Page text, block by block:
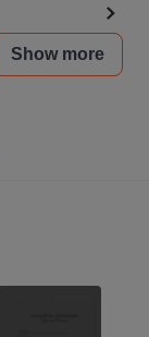
Show more